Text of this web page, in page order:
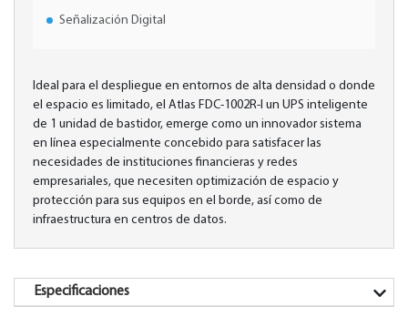
Señalización Digital
Ideal para el despliegue en entornos de alta densidad o donde
el espacio es limitado, el Atlas FDC-1002R-I un UPS inteligente
de 1 unidad de bastidor, emerge como un innovador sistema
en línea especialmente concebido para satisfacer las
necesidades de instituciones financieras y redes
empresariales, que necesiten optimización de espacio y
protección para sus equipos en el borde, así como de
infraestructura en centros de datos.
Especificaciones